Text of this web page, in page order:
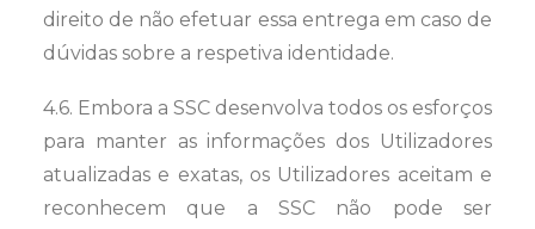
direito de não efetuar essa entrega em caso de
dúvidas sobre a respetiva identidade.
4.6. Embora a SSC desenvolva todos os esforços
para manter as informações dos Utilizadores
atualizadas e exatas, os Utilizadores aceitam e
reconhecem que a SSC não pode ser